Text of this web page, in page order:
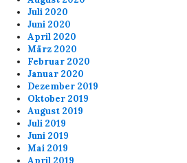
Juli 2020
Juni 2020
April 2020
März 2020
Februar 2020
Januar 2020
Dezember 2019
Oktober 2019
August 2019
Juli 2019
Juni 2019
Mai 2019
April 2019